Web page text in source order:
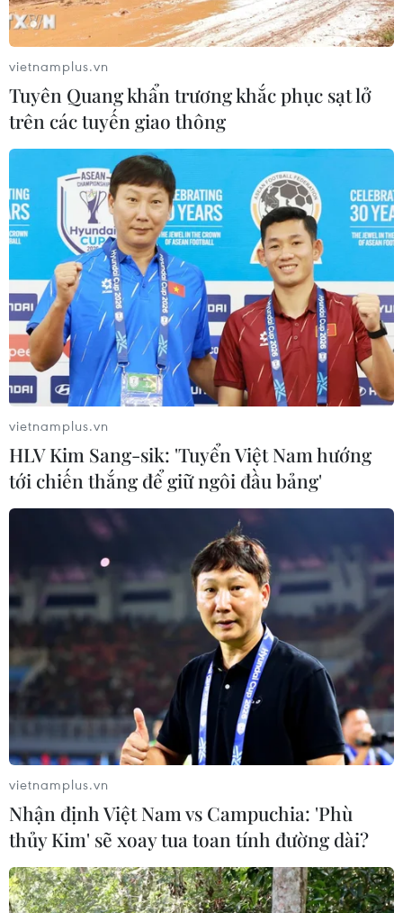
vietnamplus.vn
Tuyên Quang khẩn trương khắc phục sạt lở
trên các tuyến giao thông
vietnamplus.vn
HLV Kim Sang-sik: 'Tuyển Việt Nam hướng
tới chiến thắng để giữ ngôi đầu bảng'
vietnamplus.vn
Nhận định Việt Nam vs Campuchia: 'Phù
thủy Kim' sẽ xoay tua toan tính đường dài?